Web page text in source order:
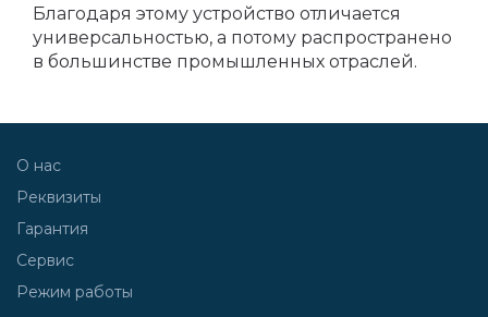
Благодаря этому устройство отличается
универсальностью, а потому распространено
в большинстве промышленных отраслей.
О нас
Реквизиты
Гарантия
Сервис
Режим работы